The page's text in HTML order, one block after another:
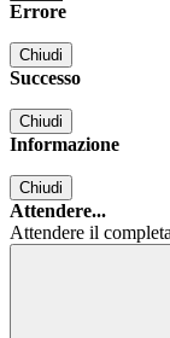
Errore
Chiudi
Successo
Chiudi
Informazione
Chiudi
Attendere...
Attendere il